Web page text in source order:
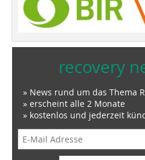
recovery
» News rund um das Thema
» erscheint alle 2 Monate
» kostenlos und jederzeit